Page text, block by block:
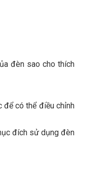
đèn sao cho thích
để có thể điều chỉnh
đích sử dụng đèn